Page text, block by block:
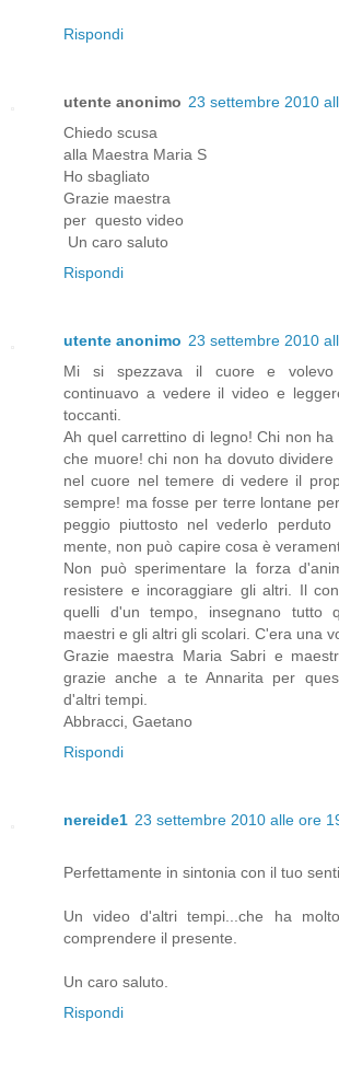
Rispondi
utente anonimo 23 settembre 2010
Chiedo scusa
alla Maestra Maria S
Ho sbagliato
Grazie maestra
per questo video
Un caro saluto
Rispondi
utente anonimo 23 settembre 2010
Mi si spezzava il cuore e
continuavo a vedere il video e
toccanti.
Ah quel carrettino di legno! Chi non
che muore! chi non ha dovuto
nel cuore nel temere di vedere il
sempre! ma fosse per terre lontane
peggio piuttosto nel vederlo
mente, non può capire cosa è
Non può sperimentare la forza
resistere e incoraggiare gli altri. Il
quelli d'un tempo, insegnano tutto
maestri e gli altri gli scolari. C'era una
Grazie maestra Maria Sabri e
grazie anche a te Annarita per
d'altri tempi.
Abbracci, Gaetano
Rispondi
nereide1 23 settembre 2010 alle ore
Perfettamente in sintonia con il tuo
Un video d'altri tempi...che ha
comprendere il presente.
Un caro saluto.
Rispondi